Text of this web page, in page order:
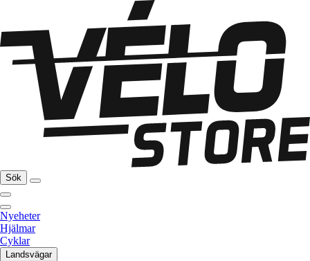
Sök
Nyeheter
Hjälmar
Cyklar
Landsvägar